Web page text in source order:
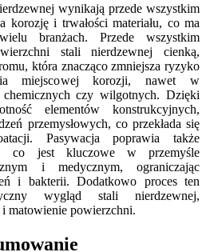
wynikają przede wszystkim
i trwałości materiału, co ma
branżach. Przede wszystkim
stali nierdzewnej cienką,
która znacząco zmniejsza ryzyko
miejscowej korozji, nawet w
chemicznych czy wilgotnych. Dzięki
elementów konstrukcyjnych,
przemysłowych, co przekłada się
Pasywacja poprawia także
co jest kluczowe w przemyśle
i medycznym, ograniczając
i bakterii. Dodatkowo proces ten
wygląd stali nierdzewnej,
matowienie powierzchni.